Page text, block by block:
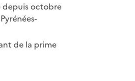
depuis octobre
de la prime